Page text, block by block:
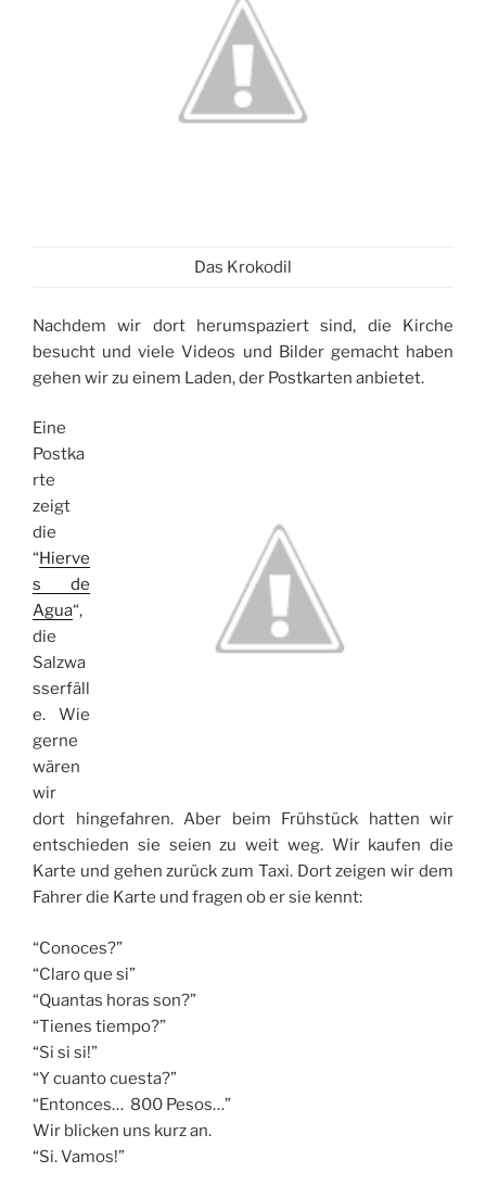
Das Krokodil
Nachdem wir dort herumspaziert sind, die Kirche
besucht und viele Videos und Bilder gemacht haben
gehen wir zu einem Laden, der Postkarten anbietet.
Eine
Postka
rte
zeigt
die
“Hierve
s de
Agua“,
die
Salzwa
sserfäll
e. Wie
gerne
wären
wir
dort hingefahren. Aber beim Frühstück hatten wir
entschieden sie seien zu weit weg. Wir kaufen die
Karte und gehen zurück zum Taxi. Dort zeigen wir dem
Fahrer die Karte und fragen ob er sie kennt:
“Conoces?”
“Claro que si”
“Quantas horas son?”
“Tienes tiempo?”
“Si si si!”
“Y cuanto cuesta?”
“Entonces… 800 Pesos…”
Wir blicken uns kurz an.
“Si. Vamos!”